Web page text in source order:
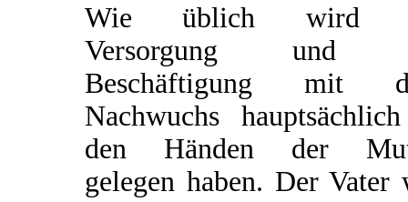
Wie üblich wird
Versorgung und
Beschäftigung mit
Nachwuchs
den Händen der
gelegen haben. Der Vater